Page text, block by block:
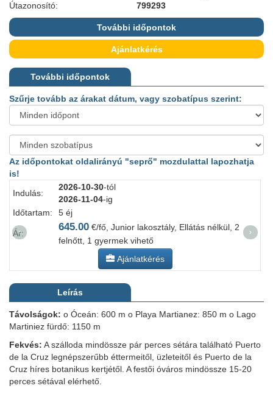
Útazonosító:
799293
További időpontok
Ajánlatkérés
További időpontok
Szűrje tovább az árakat dátum, vagy szobatípus szerint:
Az időpontokat oldalirányú "seprő" mozdulattal lapozhatja
is!
Indulás:
2026-10-30-tól
2026-11-04-ig
Időtartam:
5 éj
Ár:
645.00 €/fő, Junior lakosztály, Ellátás nélkül, 2
felnőtt, 1 gyermek vihető
Ajánlatkérés
‹ ›
Leírás
Távolságok: o Óceán: 600 m o Playa Martianez: 850 m o Lago
Martiniez fürdő: 1150 m
Fekvés: A szálloda mindössze pár perces sétára található Puerto
de la Cruz legnépszerűbb éttermeitől, üzleteitől és Puerto de la
Cruz híres botanikus kertjétől. A festői óváros mindössze 15-20
perces sétával elérhető.